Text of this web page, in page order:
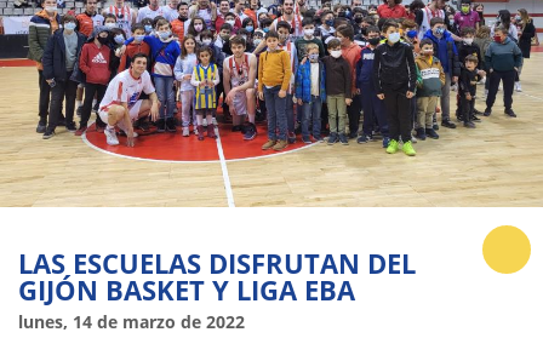
LAS ESCUELAS DISFRUTAN DEL
GIJÓN BASKET Y LIGA EBA
lunes, 14 de marzo de 2022